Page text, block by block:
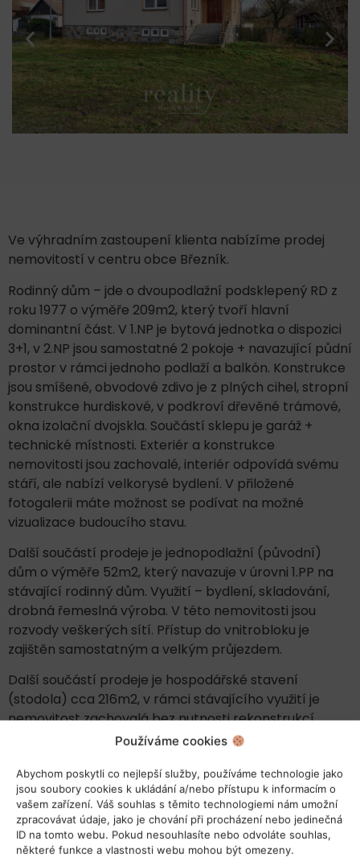
Používáme cookies
Abychom poskytli co nejlepší služby, používáme technologie jako
jsou soubory cookies k ukládání a/nebo přístupu k informacím o
vašem zařízení. Váš souhlas s těmito technologiemi nám umožní
zpracovávat údaje, jako je chování při procházení nebo jedinečná
ID na tomto webu. Pokud nesouhlasíte nebo odvoláte souhlas,
některé funkce a vlastnosti webu mohou být omezeny.
Ve výhradním zastoupení klienta nabízíme prodej
nemovitostí v centru obce Březník.
Rodinný dům – jde o dvoupodlažní podsklepený RD z
roku 1977 o výměře 209m2, který tvoří hlavní
dominantní část. V 1.NP je bytová jednotka o dispozici
3+1, v 2.NP jsou samostatné 2 pokoje + navazující půdní
prostor v rámci jednoho podlaží a balkón. Konstrukce
jsou smíšené, obvodové zdivo je z plných cihel, stropní
konstrukce hurdiskové, v podkroví dřevěné trámové,
okna izolační dvojskla. Součástí sklepu je garáž +
technické místnosti. Exteriér a konstrukce
nemovitosti jsou zachovalé, interiér odpovídá svému
stáří, ale nabízí velkorysé bydlení. V přiložené
fotogalerii máte možnost se podívat na možné
vizualizace budoucího stavu.
Další součástí prodeje je jednopodlažní (původní)
dům o výměře 52m2, který navazuje v úrovni 1.PP na
stávající rodinný dům. Využití – bydlení, skladování,
drobná řemeslná výroba. V této nemovitosti jsou
rozvody veškerých sítí. Přístup do vnitrobloku je
zajištěn samostatným a velkým průjezdem.
Další součástí prodeje je hospodářské stavení
(stodola) cca 216m2, v rámci stávajícího využití je
nemovitost zachovalá bez nutnosti rekonstrukcí.
Součástí stavení je i zděná místnost určená pro
Nemovitost může být součástí celku, ale lze využívat i
samostatně.
Na hospodářské stavení navazují pozemky o výměře 2
820m2, na kterých jsou vysázené ovocné stromy. Tyto